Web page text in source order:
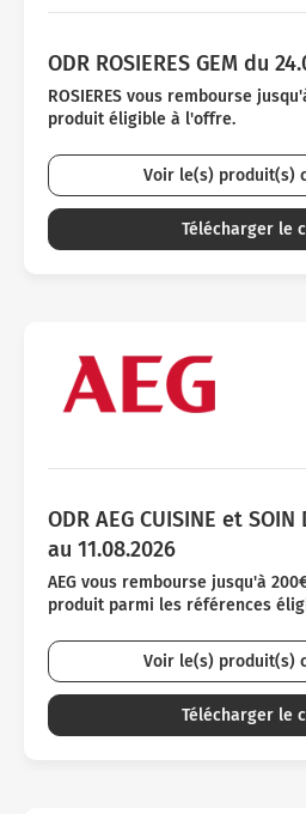
ODR ROSIERES GEM du
ROSIERES vous rembourse
produit éligible à l'offre.
Voir le(s) produit(s)
Télécharger le
ODR AEG CUISINE et
au 11.08.2026
AEG vous rembourse jusqu'à
produit parmi les références
Voir le(s) produit(s)
Télécharger le